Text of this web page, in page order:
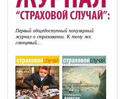
Первый общедоступный популярный
журнал о страховании. К тому же,
глянцевый...